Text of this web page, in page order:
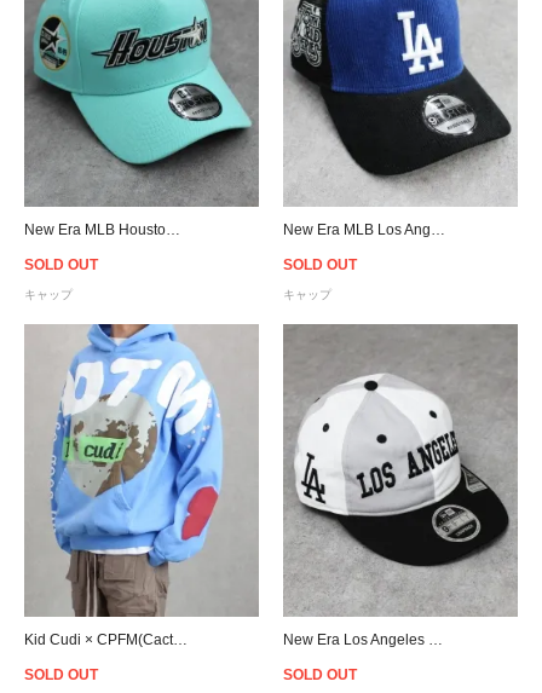
SOLD OUT
キャップ
SOLD OUT
キャップ
Kid Cudi × CPFM(Cactus Plant Flea Market) For Motm Ⅲ "LIFE GOES BY" Hoodie- Light Blue
SOLD OUT SOLD OUT